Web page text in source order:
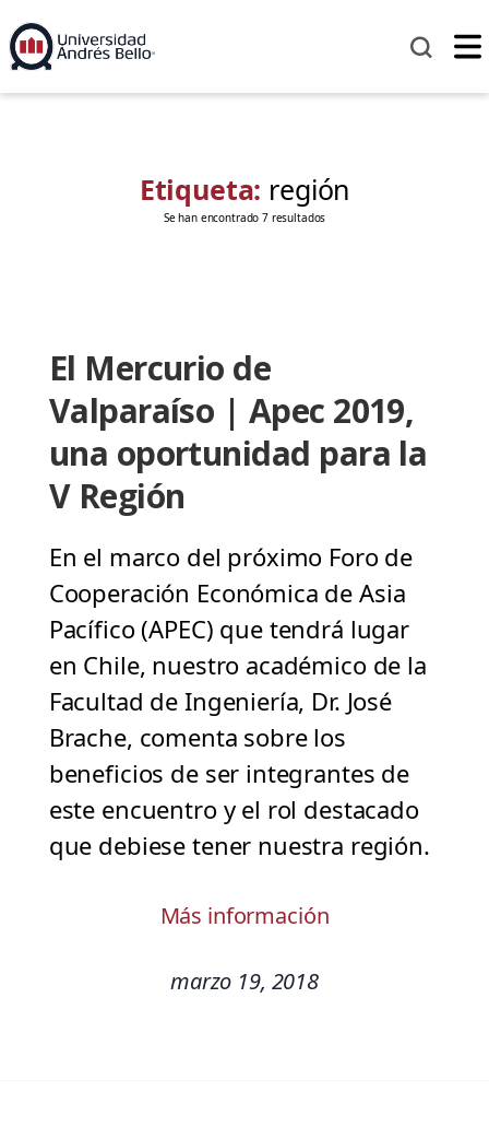
Etiqueta: región
Se han encontrado 7 resultados
El Mercurio de
Valparaíso | Apec 2019,
una oportunidad para la
V Región
En el marco del próximo Foro de
Cooperación Económica de Asia
Pacífico (APEC) que tendrá lugar
en Chile, nuestro académico de la
Facultad de Ingeniería, Dr. José
Brache, comenta sobre los
beneficios de ser integrantes de
este encuentro y el rol destacado
que debiese tener nuestra región.
Más información
marzo 19, 2018